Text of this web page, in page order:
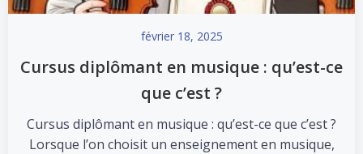
février 18, 2025
Cursus diplômant en musique : qu’est-ce
que c’est ?
Cursus diplômant en musique : qu’est-ce que c’est ?
Lorsque l’on choisit un enseignement en musique,